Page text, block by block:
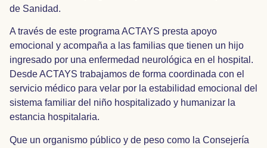
de Sanidad.
A través de este programa ACTAYS presta apoyo
emocional y acompaña a las familias que tienen un hijo
ingresado por una enfermedad neurológica en el hospital.
Desde ACTAYS trabajamos de forma coordinada con el
servicio médico para velar por la estabilidad emocional del
sistema familiar del niño hospitalizado y humanizar la
estancia hospitalaria.
Que un organismo público y de peso como la Consejería